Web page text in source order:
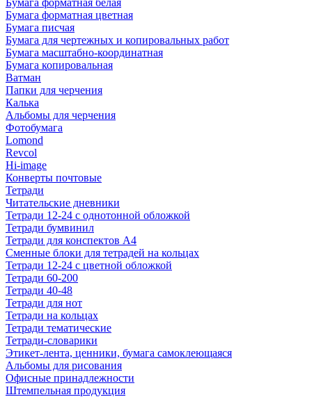
Бумага форматная белая
Бумага форматная цветная
Бумага писчая
Бумага для чертежных и копировальных работ
Бумага масштабно-координатная
Бумага копировальная
Ватман
Папки для черчения
Калька
Альбомы для черчения
Фотобумага
Lomond
Revcol
Hi-image
Конверты почтовые
Тетради
Читательские дневники
Тетради 12-24 с однотонной обложкой
Тетради бумвинил
Тетради для конспектов А4
Сменные блоки для тетрадей на кольцах
Тетради 12-24 с цветной обложкой
Тетради 60-200
Тетради 40-48
Тетради для нот
Тетради на кольцах
Тетради тематические
Тетради-словарики
Этикет-лента, ценники, бумага самоклеющаяся
Альбомы для рисования
Офисные принадлежности
Штемпельная продукция